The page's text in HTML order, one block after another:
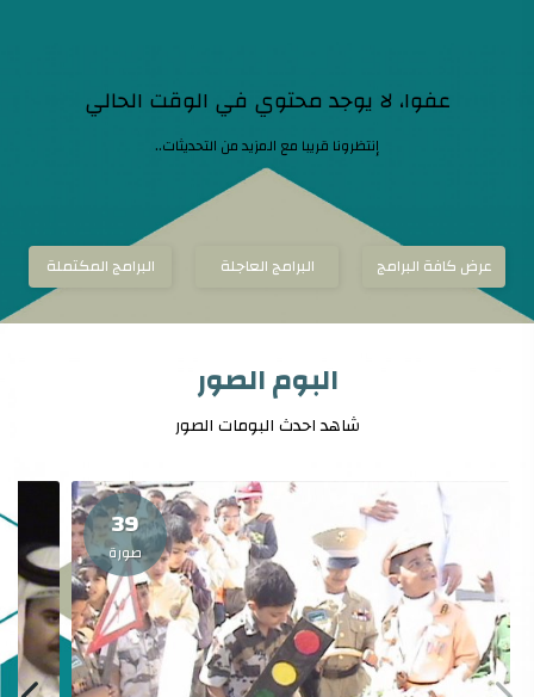
عفوا، لا يوجد محتوي في الوقت الحالي
إنتظرونا قريبا مع المزيد من التحديثات..
عرض كافة البرامج البرامج العاجلة البرامج المكتملة
البوم الصور
شاهد احدث البومات الصور
39
صورة